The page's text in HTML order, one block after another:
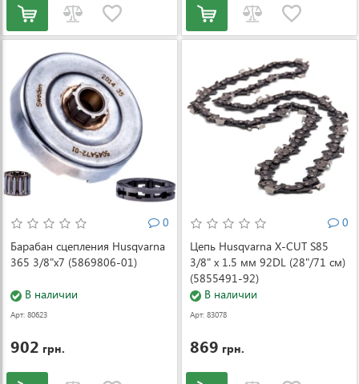
0
Барабан сцепления Husqvarna
365 3/8"x7 (5869806-01)
В наличии
Арт: 80623
902 грн.
0
Цепь Husqvarna X-CUT S85
3/8" x 1.5 мм 92DL (28"/71 см)
(5855491-92)
В наличии
Арт: 83078
869 грн.